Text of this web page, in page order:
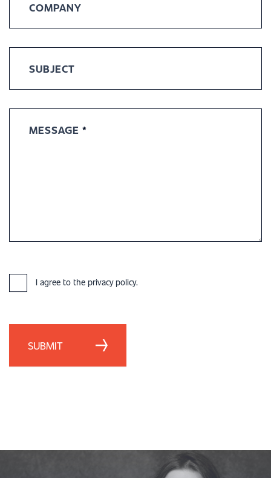
COMPANY
SUBJECT
MESSAGE*
I agree to the privacy policy.
SUBMIT